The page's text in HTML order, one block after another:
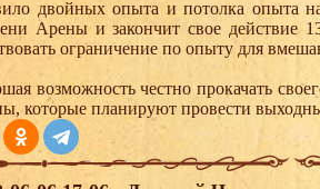
двойных опыта и потолка опыта
Арены и закончит свое действие
ограничение по опыту для
возможность честно прокачать
которые планируют провести